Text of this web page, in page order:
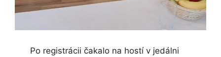
Po registrácii čakalo na hostí v jedálni